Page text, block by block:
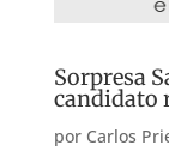
Sorpresa
candidato
por Carlos